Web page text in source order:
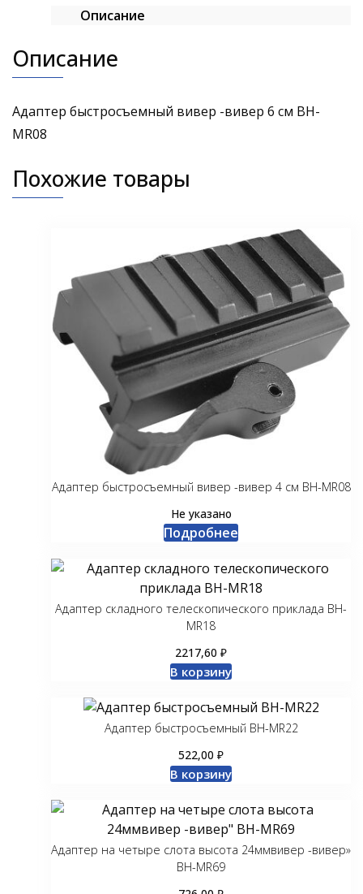
Описание
Описание
Адаптер быстросъемный вивер -вивер 6 см BH-
MR08
Похожие товары
Адаптер быстросъемный вивер -вивер 4 см BH-MR08
Не указано
Подробнее
Адаптер складного телескопического приклада BH-
MR18
2217,60 ₽
В корзину
Адаптер быстросъемный BH-MR22
522,00 ₽
В корзину
Адаптер на четыре слота высота 24ммвивер -вивер»
BH-MR69